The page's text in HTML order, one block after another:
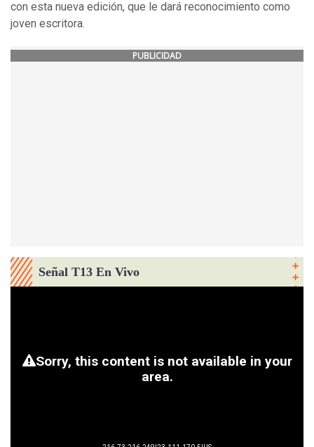
con esta nueva edición, que le dará reconocimiento como
joven escritora.
PUBLICIDAD
Señal T13 En Vivo